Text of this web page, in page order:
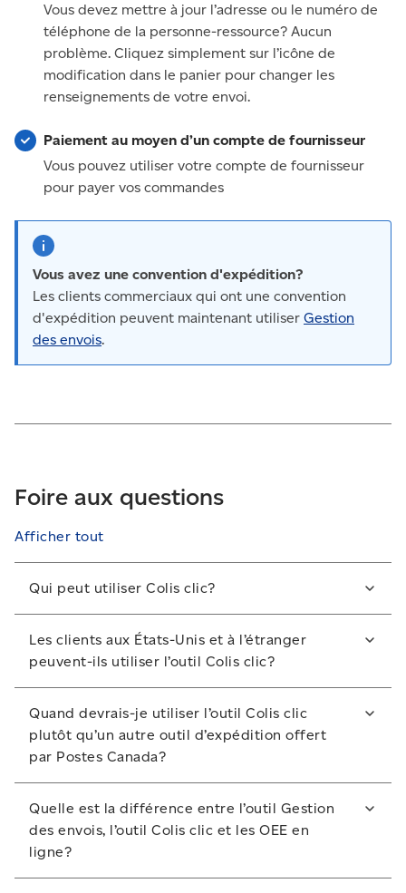
Vous devez mettre à jour l’adresse ou le numéro de
téléphone de la personne-ressource? Aucun
problème. Cliquez simplement sur l’icône de
modification dans le panier pour changer les
renseignements de votre envoi.
Paiement au moyen d’un compte de fournisseur
Vous pouvez utiliser votre compte de fournisseur
pour payer vos commandes
Vous avez une convention d'expédition?
Les clients commerciaux qui ont une convention
d'expédition peuvent maintenant utiliser Gestion
des envois.
Foire aux questions
Afficher tout
Qui peut utiliser Colis clic?
petites entreprises peuvent utiliser l’outil Colis clic.
Ils doivent simplement ouvrir une session à l’aide de
leur profil d’entreprise.
Les clients aux États-Unis et à l’étranger
peuvent-ils utiliser l’outil Colis clic?
d’expéditeur au Canada. Un client dont l’adresse
inscrite au profil de Postes Canada n’est pas située
au Canada peut utiliser l’outil en ajoutant une adresse
d’expéditeur au Canada comme adresse secondaire.
Quand devrais-je utiliser l’outil Colis clic
plutôt qu’un autre outil d’expédition offert
par Postes Canada?
aux critères suivants :
Vous êtes une petite entreprise cliente non titulaire
d’une convention des services de colis.
Quelle est la différence entre l’outil Gestion
des envois, l’outil Colis clic et les OEE en
ligne?